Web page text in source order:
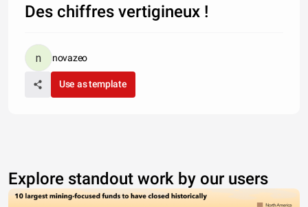
Des chiffres vertigineux !
novazeo
Use as template
Explore standout work by our users